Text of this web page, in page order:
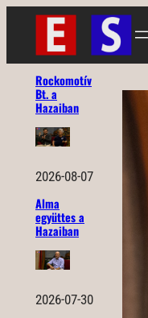
Ugrás
tartalomhoz
Rockomotív
Bt. a
Hazaiban
2026-08-07
Alma
együttes a
Hazaiban
2026-07-30